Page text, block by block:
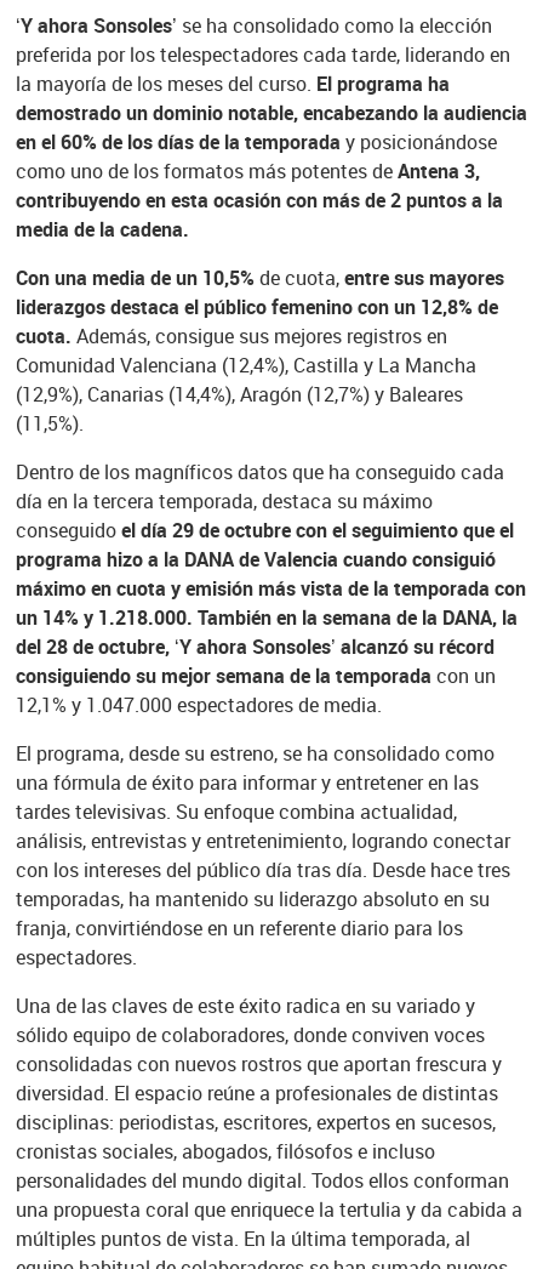
‘Y ahora Sonsoles’ se ha consolidado como la elección
preferida por los telespectadores cada tarde, liderando en
la mayoría de los meses del curso. El programa ha
demostrado un dominio notable, encabezando la audiencia
en el 60% de los días de la temporada y posicionándose
como uno de los formatos más potentes deAntena 3,
contribuyendo en esta ocasión con más de 2 puntos a la
media de la cadena.
Con una media de un 10,5%de cuota,entre sus mayores
liderazgos destaca el público femenino con un 12,8% de
cuota. Además, consigue sus mejores registros en
Comunidad Valenciana (12,4%), Castilla y La Mancha
(12,9%), Canarias (14,4%), Aragón (12,7%) y Baleares
(11,5%).
Dentro de los magníficos datos que ha conseguido cada
día en la tercera temporada, destaca su máximo
conseguidoel día 29 de octubre con el seguimiento que el
programa hizo a la DANA de Valencia cuando consiguió
máximo en cuota y emisión más vista de la temporada con
un 14% y 1.218.000. También en la semana de la DANA, la
del 28 de octubre, ‘Y ahora Sonsoles’ alcanzó su récord
consiguiendo su mejor semana de la temporada con un
12,1% y 1.047.000 espectadores de media.
El programa, desde su estreno, se ha consolidado como
una fórmula de éxito para informar y entretener en las
tardes televisivas. Su enfoque combina actualidad,
análisis, entrevistas y entretenimiento, logrando conectar
con los intereses del público día tras día. Desde hace tres
temporadas, ha mantenido su liderazgo absoluto en su
franja, convirtiéndose en un referente diario para los
espectadores.
Una de las claves de este éxito radica en su variado y
sólido equipo de colaboradores, donde conviven voces
consolidadas con nuevos rostros que aportan frescura y
diversidad. El espacio reúne a profesionales de distintas
disciplinas: periodistas, escritores, expertos en sucesos,
cronistas sociales, abogados, filósofos e incluso
personalidades del mundo digital. Todos ellos conforman
una propuesta coral que enriquece la tertulia y da cabida a
múltiples puntos de vista. En la última temporada, al